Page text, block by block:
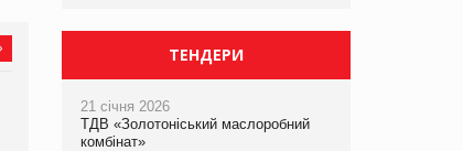
Олексій Логачов-Михайлов
Файно маркет Директор
Яна Сараніна, директор
ТЕНДЕРИ
21 січня 2026
ТДВ «Золотоніський маслоробний
комбінат»